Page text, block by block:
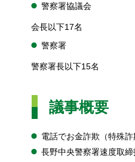
警察署協議会
会長以下17名
警察署
警察署長以下15名
議事概要
電話でお金詐欺（特殊
長野中央警察署速度取